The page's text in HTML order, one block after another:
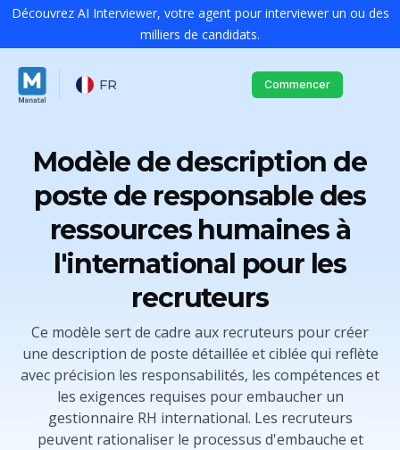
Découvrez AI Interviewer, votre agent pour interviewer un ou des
milliers de candidats.
FR Commencer
Modèle de description de
poste de responsable des
ressources humaines à
l'international pour les
recruteurs
Ce modèle sert de cadre aux recruteurs pour créer
une description de poste détaillée et ciblée qui reflète
avec précision les responsabilités, les compétences et
les exigences requises pour embaucher un
gestionnaire RH international. Les recruteurs
peuvent rationaliser le processus d'embauche et